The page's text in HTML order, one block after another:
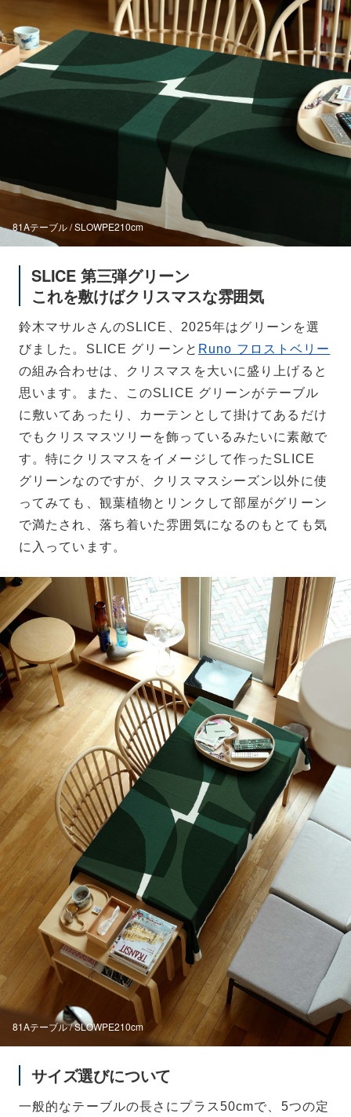
81Aテーブル / SLOWPE210cm
SLICE 第三弾グリーン
これを敷けばクリスマスな雰囲気
鈴木マサルさんのSLICE、2025年はグリーンを選
びました。SLICE グリーンと Runo フロストベリー
の組み合わせは、クリスマスを大いに盛り上げると
思います。また、このSLICE グリーンがテーブル
に敷いてあったり、カーテンとして掛けてあるだけ
でもクリスマスツリーを飾っているみたいに素敵で
す。特にクリスマスをイメージして作ったSLICE
グリーンなのですが、クリスマスシーズン以外に使
ってみても、観葉植物とリンクして部屋がグリーン
で満たされ、落ち着いた雰囲気になるのもとても気
に入っています。
81Aテーブル / SLOWPE210cm
サイズ選びについて
一般的なテーブルの長さにプラス50cmで、5つの定